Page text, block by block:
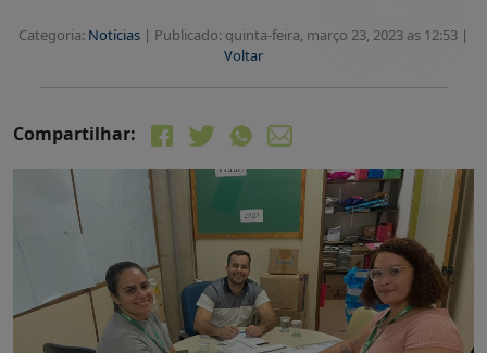
Categoria: Notícias | Publicado: quinta-feira, março 23, 2023 as 12:53 |
Voltar
Compartilhar: